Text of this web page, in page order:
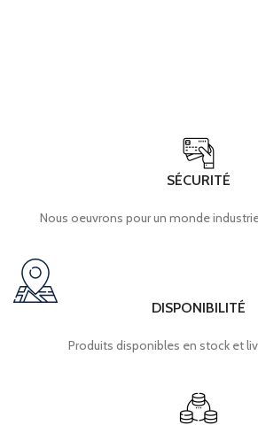
SÉCURITÉ
Nous oeuvrons pour un monde
DISPONIBILITÉ
Produits disponibles en stock et